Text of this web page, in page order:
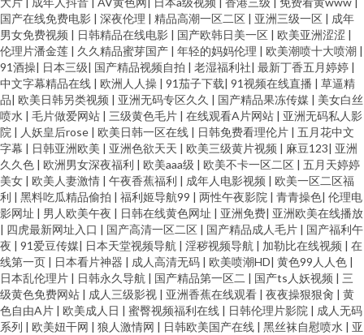
国产在线免费电影 | 深夜伦理 | 精品高潮一区二区 | 亚洲三级一区 | 成年
男女免费视频 | 日韩精品在线电影 | 国产欧韩日美一区 | 欧美亚洲涩涩 |
伦理片潘金莲 | 久久精品蜜芽国产 | 年轻的妈妈伦理 | 欧美潮喷十大喷潮 |
91酒操| 日本三级| 国产精品视频自拍 | 老湿福利社| 最新丁香五月婷婷 |
中文字幕精品在线 | 欧洲人人操 | 91茄子下载| 91视频在线直播 | 草逼精
品| 欧美日韩另类视频 | 亚洲无码专区久久 | 国产精品果冻传媒 | 美女白丝
喷水 | 毛片做爱网站 | 三级黄色毛片 | 在线观看A片网站 | 亚洲无码私人影
院 | 人妖皇后rose | 欧美日韩一区在线 | 日韩免费看理伦片 | 五月花中文
字幕 | 日韩亚洲欧美 | 亚洲色欲天天 | 欧美三级黄片视频 | 麻豆123| 亚洲
久久色 | 欧洲男女深夜福利 | 欧美aaa级 | 欧美不卡一区二区 | 五月天婷婷
美女 | 欧美人妻激情 | 午夜香蕉福利 | 成年人电影视频 | 欧美一区二区福
利 | 黑料吃瓜精品偷拍 | 福利姬导航99 | 两性午夜影院 | 青青操色| 伦理电
影网址 | 男人欧美午夜 | 日韩在线黄色网址 | 亚洲免费| 亚洲欧美在线播放
| 四虎最新网址入口 | 国产高清一区二区 | 国产精品成人毛片 | 国产福利午
夜 | 91爱豆传媒| 日本天堂视频导航 | 淫秽视频导航 | 加勒比在线视频 | 在
线第一页 | 日本看片神器 | 成人高清无码 | 欧美喷潮HD| 黄色99人人色 |
日本乱伦理片 | 日韩永久导航 | 国产精品第一区二 | 国产ts人妖视频 | 三
级黄色免费网站 | 成人三级影视 | 亚洲香蕉在线观看 | 夜夜操狠狠肏 | 黄
色自由A片 | 欧美成人日 | 蜜臀视频福利在线 | 日韩伦理片影院 | 成人无码
系列 | 欧美妞干网 | 狼人激情网 | 日韩欧美国产在线 | 黑丝袜自慰喷水 | 亚